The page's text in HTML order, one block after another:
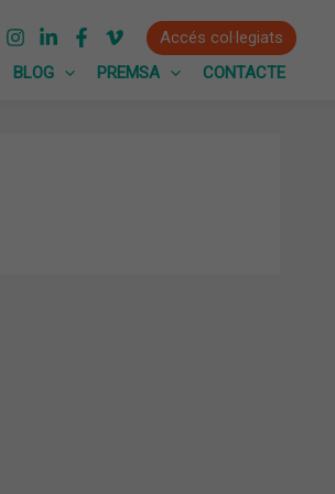
Accés col·legiats
BLOG PREMSA CONTACTE